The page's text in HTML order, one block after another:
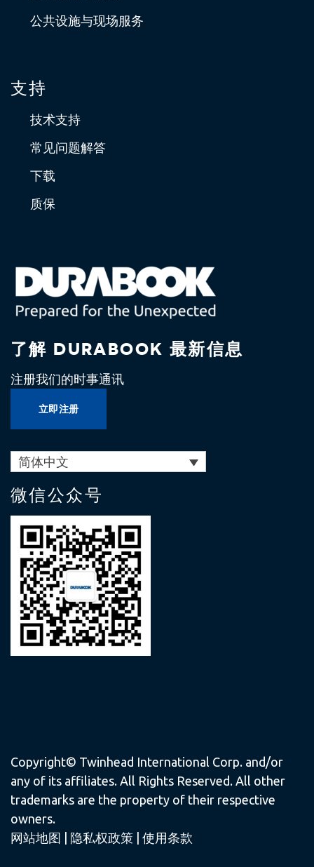
公共设施与现场服务
支持
技术支持
常见问题解答
下载
质保
了解 DURABOOK 最新信息
注册我们的时事通讯
立即注册
简体中文
微信公众号
Copyright© Twinhead International Corp. and/or
any of its affiliates. All Rights Reserved. All other
trademarks are the property of their respective
owners.
网站地图
隐私权政策 使用条款